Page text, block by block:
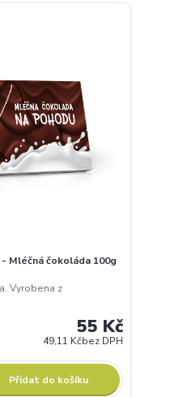
Mléčná čokoláda 100g
Vyrobena z
55 Kč
49,11 Kčbez DPH
Přidat do košíku